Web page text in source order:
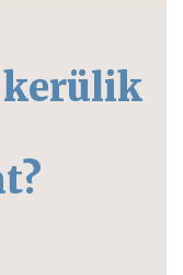
kerülik